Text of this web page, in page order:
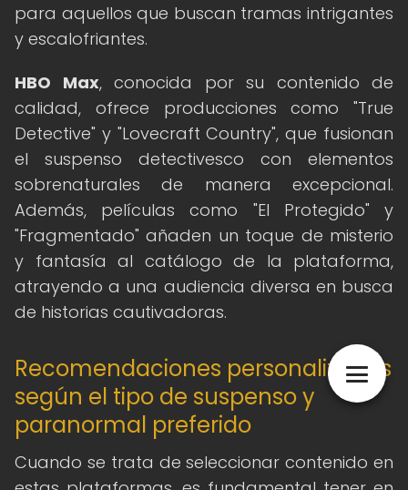
para aquellos que buscan tramas intrigantes
y escalofriantes.
HBO Max, conocida por su contenido de
calidad, ofrece producciones como "True
Detective" y "Lovecraft Country", que fusionan
el suspenso detectivesco con elementos
sobrenaturales de manera excepcional.
Además, películas como "El Protegido" y
"Fragmentado" añaden un toque de misterio
y fantasía al catálogo de la plataforma,
atrayendo a una audiencia diversa en busca
de historias cautivadoras.
Recomendaciones personalizadas
según el tipo de suspenso y
paranormal preferido
Cuando se trata de seleccionar contenido en